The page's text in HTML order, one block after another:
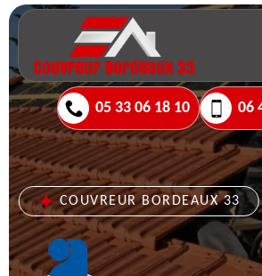
05 33 06 18 10 06
COUVREUR BORDEAUX 33